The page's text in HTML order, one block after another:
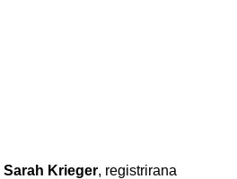
Sarah Krieger, registrirana